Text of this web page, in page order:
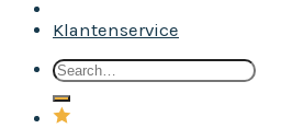
Klantenservice
Search
for: